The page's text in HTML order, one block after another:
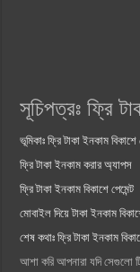
সূচিপত্রঃ ফ্রি
ভূমিকাঃ ফ্রি টাকা ইনকাম বিকাশে
ফ্রি টাকা ইনকাম করার অ্যাপস
ফ্রি টাকা ইনকাম বিকাশে পেমেন্ট
মোবাইল দিয়ে টাকা ইনকাম
শেষ কথাঃ ফ্রি টাকা ইনকাম
আশা করি আপনারা যদি সেগুলো